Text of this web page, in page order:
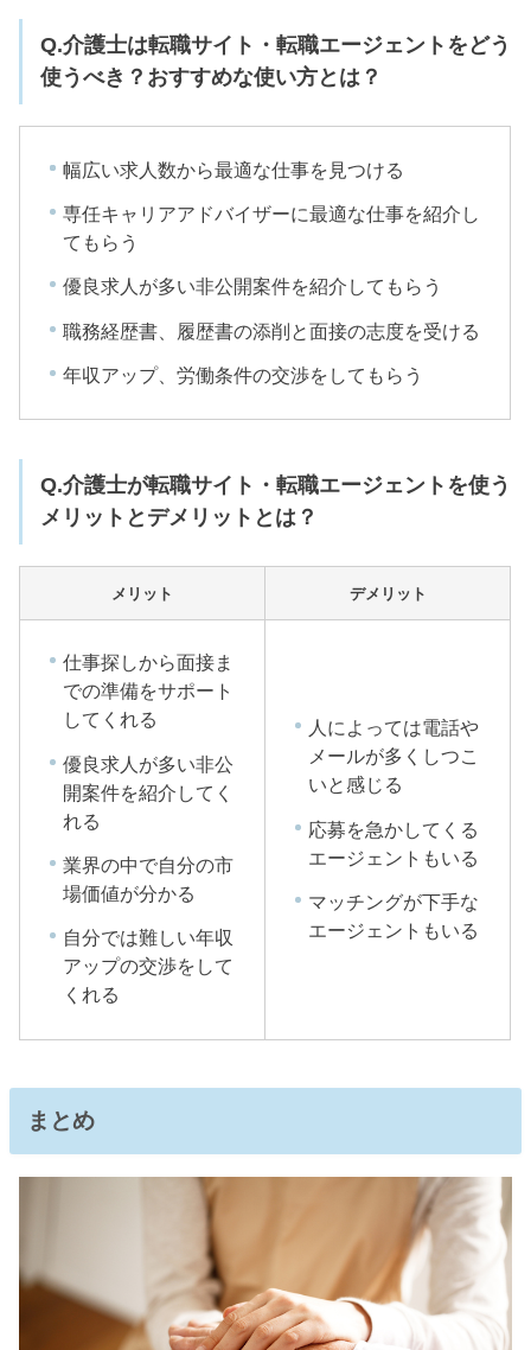
Q.介護士は転職サイト・転職エージェントをどう
使うべき？おすすめな使い方とは？
幅広い求人数から最適な仕事を見つける
専任キャリアアドバイザーに最適な仕事を紹介し
てもらう
優良求人が多い非公開案件を紹介してもらう
職務経歴書、履歴書の添削と面接の志度を受ける
年収アップ、労働条件の交渉をしてもらう
Q.介護士が転職サイト・転職エージェントを使う
メリットとデメリットとは？
メリット デメリット
仕事探しから面接ま
での準備をサポート
してくれる
優良求人が多い非公
開案件を紹介してく
れる
業界の中で自分の市
場価値が分かる
自分では難しい年収
アップの交渉をして
くれる
人によっては電話や
メールが多くしつこ
いと感じる
応募を急かしてくる
エージェントもいる
マッチングが下手な
エージェントもいる
まとめ